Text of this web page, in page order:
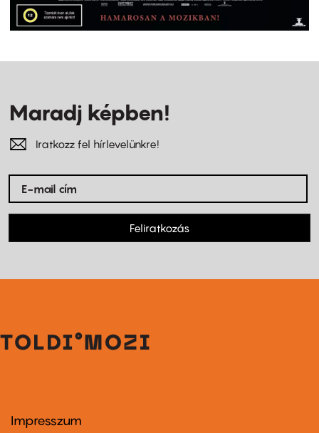
Maradj képben!
Iratkozz fel hírlevelünkre!
Feliratkozás
Footer
Impresszum